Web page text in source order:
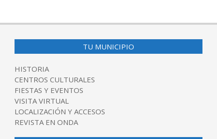
TU MUNICIPIO
HISTORIA
CENTROS CULTURALES
FIESTAS Y EVENTOS
VISITA VIRTUAL
LOCALIZACIÓN Y ACCESOS
REVISTA EN ONDA